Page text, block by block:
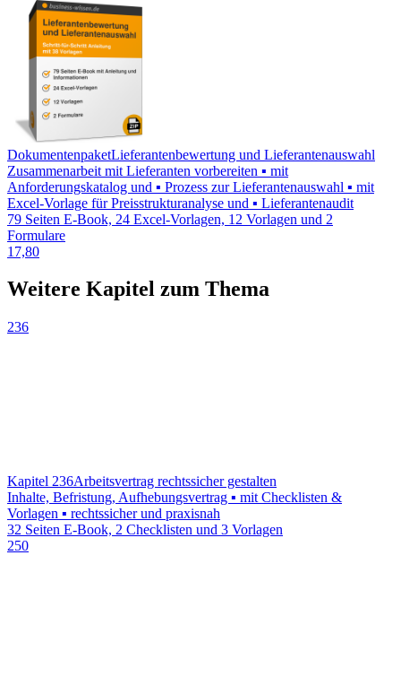
DokumentenpaketLieferantenbewertung und Lieferantenauswahl
Zusammenarbeit mit Lieferanten vorbereiten ▪ mit
Anforderungskatalog und ▪ Prozess zur Lieferantenauswahl ▪ mit
Excel-Vorlage für Preisstrukturanalyse und ▪ Lieferantenaudit
79 Seiten E-Book, 24 Excel-Vorlagen, 12 Vorlagen und 2
Formulare
17,80
Weitere Kapitel zum Thema
236
Kapitel 236Arbeitsvertrag rechtssicher gestalten
Inhalte, Befristung, Aufhebungsvertrag ▪ mit Checklisten &
Vorlagen ▪ rechtssicher und praxisnah
32 Seiten E-Book, 2 Checklisten und 3 Vorlagen
250